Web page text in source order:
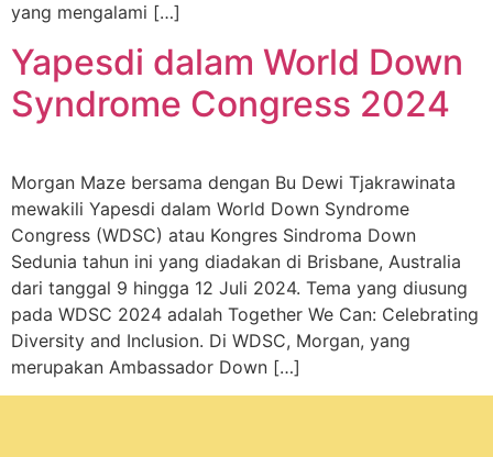
yang mengalami […]
Yapesdi dalam World Down
Syndrome Congress 2024
Morgan Maze bersama dengan Bu Dewi Tjakrawinata
mewakili Yapesdi dalam World Down Syndrome
Congress (WDSC) atau Kongres Sindroma Down
Sedunia tahun ini yang diadakan di Brisbane, Australia
dari tanggal 9 hingga 12 Juli 2024. Tema yang diusung
pada WDSC 2024 adalah Together We Can: Celebrating
Diversity and Inclusion. Di WDSC, Morgan, yang
merupakan Ambassador Down […]